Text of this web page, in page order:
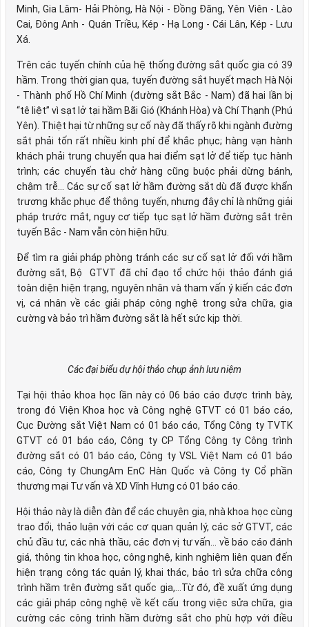
Minh, Gia Lâm- Hải Phòng, Hà Nội - Đồng Đăng, Yên Viên - Lào
Cai, Đông Anh - Quán Triều, Kép - Hạ Long - Cái Lân, Kép - Lưu
Xá.
Trên các tuyến chính của hệ thống đường sắt quốc gia có 39
hầm. Trong thời gian qua, tuyến đường sắt huyết mạch Hà Nội
- Thành phố Hồ Chí Minh (đường sắt Bắc - Nam) đã hai lần bị
“tê liệt” vì sạt lở tại hầm Bãi Gió (Khánh Hòa) và Chí Thạnh (Phú
Yên). Thiệt hại từ những sự cố này đã thấy rõ khi ngành đường
sắt phải tốn rất nhiều kinh phí để khắc phục; hàng vạn hành
khách phải trung chuyển qua hai điểm sạt lở để tiếp tục hành
trình; các chuyến tàu chở hàng cũng buộc phải dừng bánh,
chậm trễ… Các sự cố sạt lở hầm đường sắt dù đã được khẩn
trương khắc phục để thông tuyến, nhưng đây chỉ là những giải
pháp trước mắt, nguy cơ tiếp tục sạt lở hầm đường sắt trên
tuyến Bắc - Nam vẫn còn hiện hữu.
Để tìm ra giải pháp phòng tránh các sự cố sạt lở đối với hầm
đường sắt, Bộ GTVT đã chỉ đạo tổ chức hội thảo đánh giá
toàn diện hiện trạng, nguyên nhân và tham vấn ý kiến các đơn
vị, cá nhân về các giải pháp công nghệ trong sửa chữa, gia
cường và bảo trì hầm đường sắt là hết sức kịp thời.
Các đại biểu dự hội thảo chụp ảnh lưu niệm
Tại hội thảo khoa học lần này có 06 báo cáo được trình bày,
trong đó Viện Khoa học và Công nghệ GTVT có 01 báo cáo,
Cục Đường sắt Việt Nam có 01 báo cáo, Tổng Công ty TVTK
GTVT có 01 báo cáo, Công ty CP Tổng Công ty Công trình
đường sắt có 01 báo cáo, Công ty VSL Việt Nam có 01 báo
cáo, Công ty ChungAm EnC Hàn Quốc và Công ty Cổ phần
thương mại Tư vấn và XD Vĩnh Hưng có 01 báo cáo.
Hội thảo này là diễn đàn để các chuyên gia, nhà khoa học cùng
trao đổi, thảo luận với các cơ quan quản lý, các sở GTVT, các
chủ đầu tư, các nhà thầu, các đơn vị tư vấn… về báo cáo đánh
giá, thông tin khoa học, công nghệ, kinh nghiệm liên quan đến
hiện trạng công tác quản lý, khai thác, bảo trì sửa chữa công
trình hầm trên đường sắt quốc gia,…Từ đó, đề xuất ứng dụng
các giải pháp công nghệ về kết cấu trong việc sửa chữa, gia
cường các công trình hầm đường sắt cho phù hợp với điều